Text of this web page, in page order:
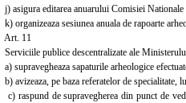
j) asigura editarea anuarului Comisiei
k) organizeaza sesiunea anuala de rapoarte
Art. 11
Serviciile publice descentralizate ale
a) supravegheaza sapaturile arheologice
b) avizeaza, pe baza referatelor de specialitate,
c) raspund de supravegherea din punct de